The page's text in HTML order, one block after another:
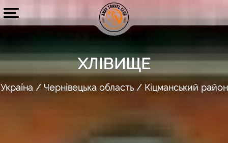
ХЛІВИЩЕ
Україна Чернівецька область Кіцманський район